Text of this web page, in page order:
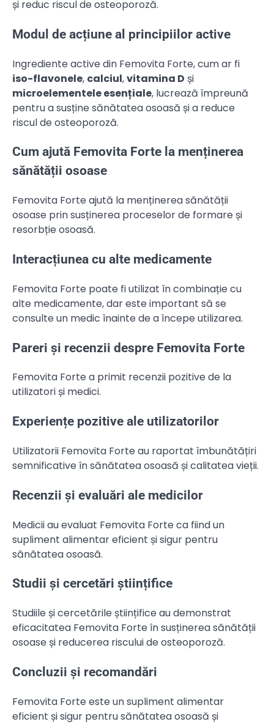
și reduc riscul de osteoporoză.
Modul de acțiune al principiilor active
Ingrediente active din Femovita Forte, cum ar fi
iso-flavonele, calciul,vitamina D și
microelementele esențiale, lucrează împreună
pentru a susține sănătatea osoasă și a reduce
riscul de osteoporoză.
Cum ajută Femovita Forte la menținerea
sănătății osoase
Femovita Forte ajută la menținerea sănătății
osoase prin susținerea proceselor de formare și
resorbție osoasă.
Interacțiunea cu alte medicamente
Femovita Forte poate fi utilizat în combinație cu
alte medicamente, dar este important să se
consulte un medic înainte de a începe utilizarea.
Pareri și recenzii despre Femovita Forte
Femovita Forte a primit recenzii pozitive de la
utilizatori și medici.
Experiențe pozitive ale utilizatorilor
Utilizatorii Femovita Forte au raportat îmbunătățiri
semnificative în sănătatea osoasă și calitatea vieții.
Recenzii și evaluări ale medicilor
Medicii au evaluat Femovita Forte ca fiind un
supliment alimentar eficient și sigur pentru
sănătatea osoasă.
Studii și cercetări științifice
Studiile și cercetările științifice au demonstrat
eficacitatea Femovita Forte în susținerea sănătății
osoase și reducerea riscului de osteoporoză.
Concluzii și recomandări
Femovita Forte este un supliment alimentar
eficient și sigur pentru sănătatea osoasă și